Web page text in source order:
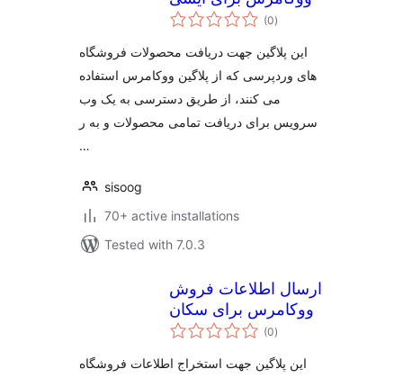
(0total
ratings
)
این پلاگین جهت دریافت محصولات فروشگاه
های وردپرسی که از پلاگین ووکامرس استفاده
می کنند، از طریق دسترسی به یک وب
سرویس برای دریافت تمامی محصولات و به ر
…
sisoog
70+ active installations
Tested with 7.0.3
ارسال اطلاعات فروش
ووکامرس برای سکان
(0total
ratings
)
این پلاگین جهت استخراج اطلاعات فروشگاه